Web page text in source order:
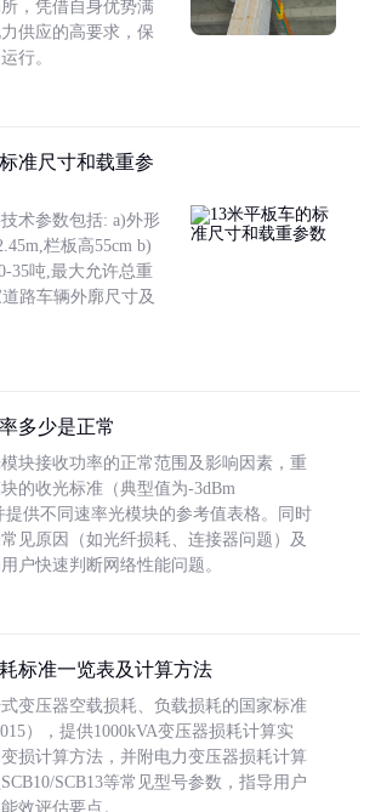
，凭借自身优势满
供应的高要求，保
行。
准尺寸和载重参
术参数包括: a)外形
栏板高55cm b)
35吨,最大允许总重
路车辆外廓尺寸及
多少是正常
块接收功率的正常范围及影响因素，重
的收光标准（典型值为-3dBm
提供不同速率光模块的参考值表格。同时
见原因（如光纤损耗、连接器问题）及
户快速判断网络性能问题。
标准一览表及计算方法
变压器空载损耗、负载损耗的国家标准
），提供1000kVA变压器损耗计算实
损计算方法，并附电力变压器损耗计算
SCB13等常见型号参数，指导用户
效评估要点。